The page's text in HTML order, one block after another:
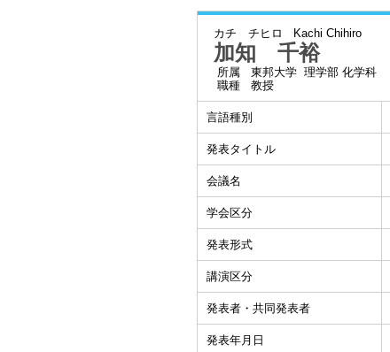
カチ チヒロ Kachi Chihiro
加知 千裕
所属
東邦大学 理学部 化学科
職種
教授
言語種別
発表タイトル
会議名
学会区分
発表形式
講演区分
発表者・共同発表者
発表年月日